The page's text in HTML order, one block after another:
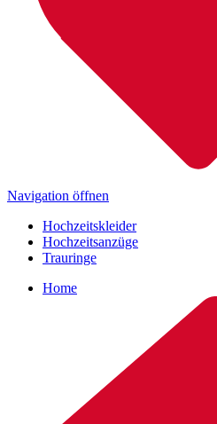
Navigation öffnen
Hochzeitskleider
Hochzeitsanzüge
Trauringe
Home